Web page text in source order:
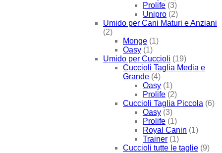
Prolife (3)
Unipro (2)
Umido per Cani Maturi e Anziani
(2)
Monge (1)
Oasy (1)
Umido per Cuccioli (19)
Cuccioli Taglia Media e
Grande (4)
Oasy (1)
Prolife (2)
Cuccioli Taglia Piccola (6)
Oasy (3)
Prolife (1)
Royal Canin (1)
Trainer (1)
Cuccioli tutte le taglie (9)